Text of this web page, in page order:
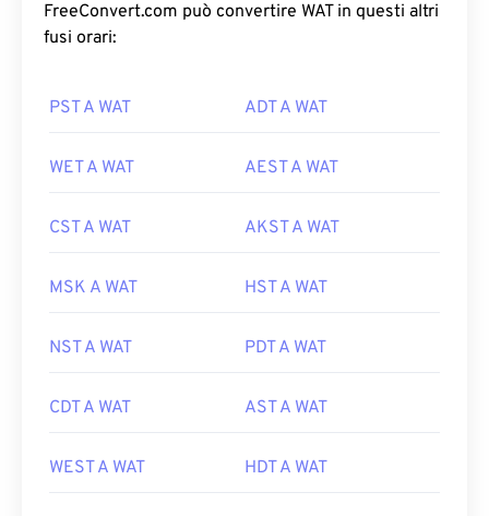
FreeConvert.com può convertire WAT in questi altri
fusi orari:
PST A WAT ADT A WAT
WET A WAT AEST A WAT
CST A WAT AKST A WAT
MSK A WAT HST A WAT
NST A WAT PDT A WAT
CDT A WAT AST A WAT
WEST A WAT HDT A WAT